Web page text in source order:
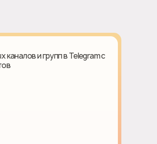
каналов и групп в Telegram с